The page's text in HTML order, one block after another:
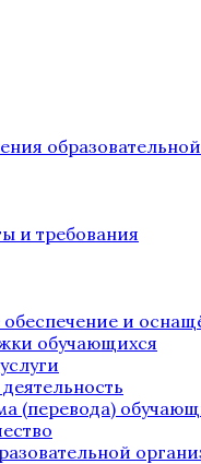
и требования
и
обучающихся
(перевода)